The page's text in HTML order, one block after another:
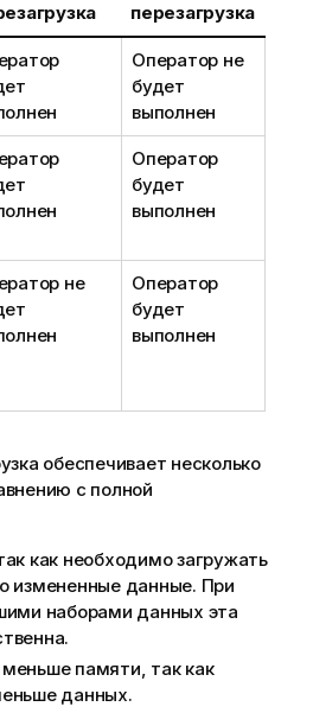
перезагрузка
Оператор не
будет
выполнен
Оператор
будет
выполнен
не
Оператор
будет
выполнен
обеспечивает несколько
с полной
как необходимо загружать
измененные данные. При
наборами данных эта
памяти, так как
данных.